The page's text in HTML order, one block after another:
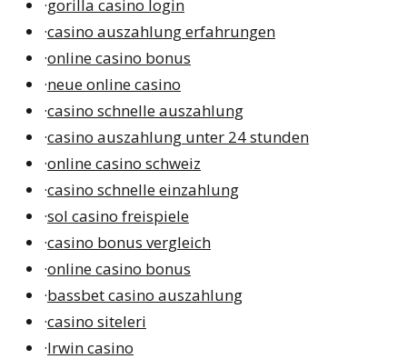
·gorilla casino login
·casino auszahlung erfahrungen
·online casino bonus
·neue online casino
·casino schnelle auszahlung
·casino auszahlung unter 24 stunden
·online casino schweiz
·casino schnelle einzahlung
·sol casino freispiele
·casino bonus vergleich
·online casino bonus
·bassbet casino auszahlung
·casino siteleri
·Irwin casino